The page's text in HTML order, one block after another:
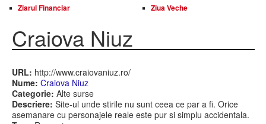
Ziarul Financiar
Ziua Veche
Craiova Niuz
URL: http://www.craiovaniuz.ro/
Nume: Craiova Niuz
Categorie: Alte surse
Descriere: Site-ul unde stirile nu sunt ceea ce par a fi. Orice
asemanare cu personajele reale este pur si simplu accidentala.